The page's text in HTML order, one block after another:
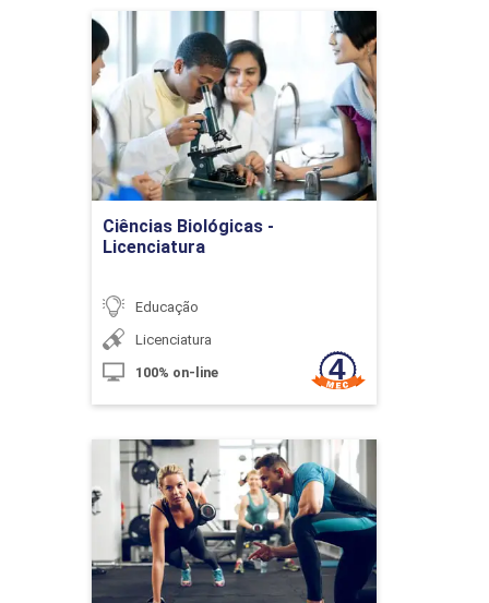
Metodologia: Diferentes Opções Didáticas
10h
Metodologias para Atuação nos Espaços de
10h
Metodologia do Ensino de Geografia I
Metodologia do Ensino de Geografia
Ciências Biológicas -
Licenciatura
Educação
Licenciatura
100% on-line
Ciências Biológicas -
Licenciatura
Detalhes do curso
Ir para Inscrição
Educação Física
Detalhes do curso
Ir para Inscrição